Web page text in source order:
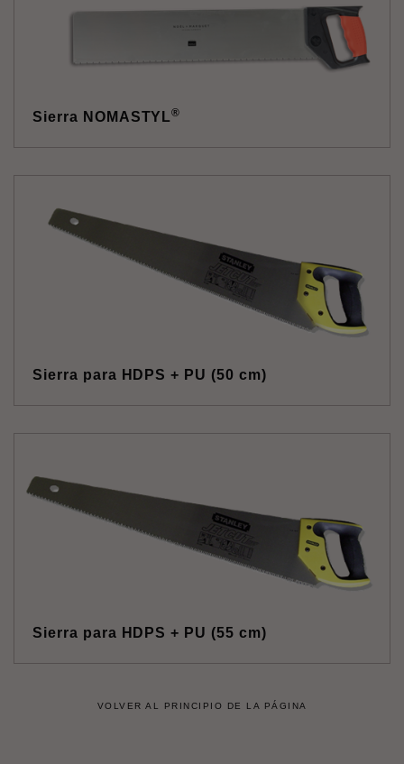
Sierra NOMASTYL®
Sierra para HDPS + PU (50 cm)
Sierra para HDPS + PU (55 cm)
VOLVER AL PRINCIPIO DE LA PÁGINA